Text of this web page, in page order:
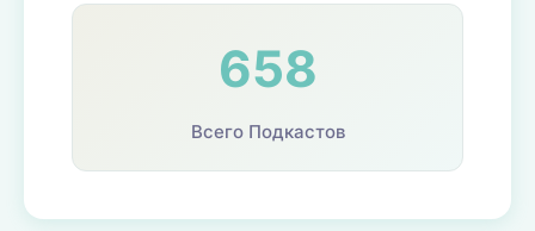
658
Всего Подкастов